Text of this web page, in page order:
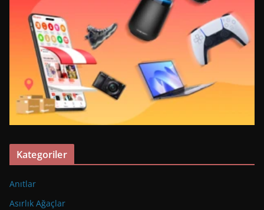
Kategoriler
Anıtlar
Asırlık Ağaçlar